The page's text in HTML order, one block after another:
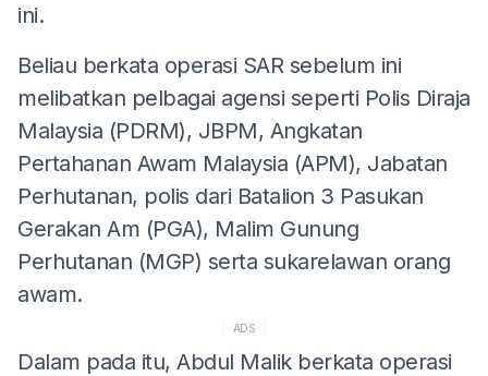
ini.
Beliau berkata operasi SAR sebelum ini
melibatkan pelbagai agensi seperti Polis Diraja
Malaysia (PDRM), JBPM, Angkatan
Pertahanan Awam Malaysia (APM), Jabatan
Perhutanan, polis dari Batalion 3 Pasukan
Gerakan Am (PGA), Malim Gunung
Perhutanan (MGP) serta sukarelawan orang
awam.
ADS
Dalam pada itu, Abdul Malik berkata operasi